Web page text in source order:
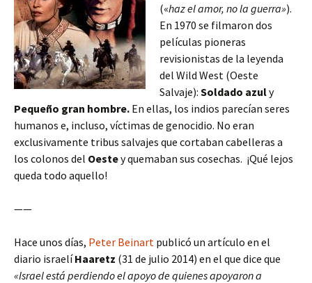
(«haz el amor, no la guerra»).
En 1970 se filmaron dos
películas pioneras
revisionistas de la leyenda
del Wild West (Oeste
Salvaje): Soldado azuly
Pequeño gran hombre. En ellas, los indios parecían seres
humanos e, incluso, víctimas de genocidio. No eran
exclusivamente tribus salvajes que cortaban cabelleras a
los colonos del Oestey quemaban sus cosechas. ¡Qué lejos
queda todo aquello!
——
Hace unos días, Peter Beinart publicó un artículo en el
diario israelíHaaretz (31 de julio 2014) en el que dice que
«Israel está perdiendo el apoyo de quienes apoyaron a